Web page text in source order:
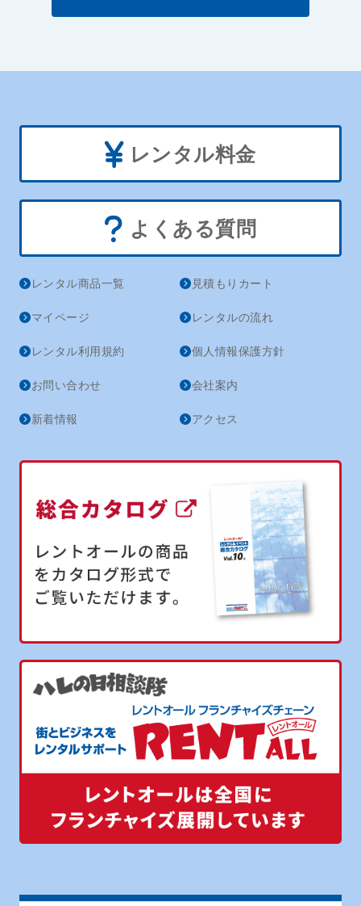
レンタル料金
よくある質問
レンタル商品一覧 見積もりカート
マイページ レンタルの流れ
レンタル利用規約 個人情報保護方針
お問い合わせ 会社案内
新着情報 アクセス